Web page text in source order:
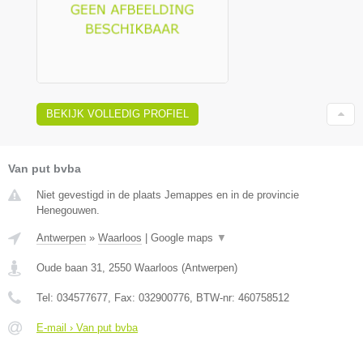
BEKIJK VOLLEDIG PROFIEL
Van put bvba
Niet gevestigd in de plaats Jemappes en in de provincie
Henegouwen.
Antwerpen » Waarloos | Google maps ▼
Oude baan 31 2550 Waarloos (Antwerpen)
Tel: 034577677 , Fax: 032900776 , BTW-nr: 460758512
E-mail › Van put bvba